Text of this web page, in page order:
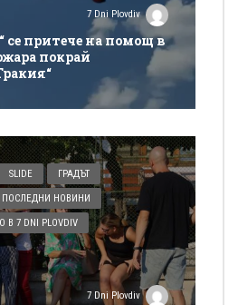
7 Dni Plovdiv
се притече на помощ в
покрай
SLIDE ГРАДЪТ
ПОСЛЕДНИ НОВИНИ
В 7 DNI PLOVDIV
7 Dni Plovdiv